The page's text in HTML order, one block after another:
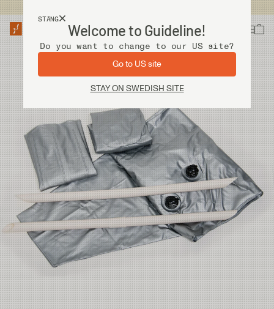
STÄNG
Welcome to Guideline!
Do you want to change to our US site?
Go to US site
STAY ON SWEDISH SITE